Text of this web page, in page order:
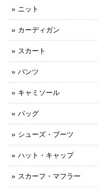
ニット
カーディガン
スカート
パンツ
キャミソール
バッグ
シューズ・ブーツ
ハット・キャップ
スカーフ・マフラー